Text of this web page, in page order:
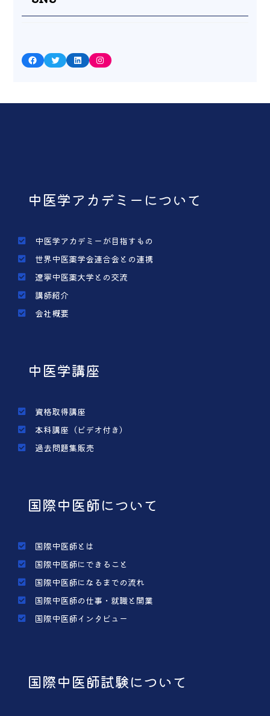
Facebook Twitter LinkedIn Instagram
中医学アカデミーについて
中医学アカデミーが目指すもの
世界中医薬学会連合会との連携
遼寧中医薬大学との交流
講師紹介
会社概要
中医学講座
資格取得講座
本科講座（ビデオ付き）
過去問題集販売
国際中医師について
国際中医師とは
国際中医師にできること
国際中医師になるまでの流れ
国際中医師の仕事・就職と開業
国際中医師インタビュー
国際中医師試験について